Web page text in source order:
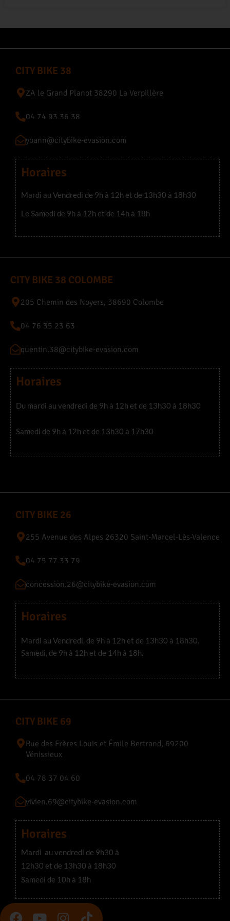
CITY BIKE 38
ZA le Grand Planot 38290 La Verpillère
04 74 93 36 38
yoann@citybike-evasion.com
Horaires
Mardi au Vendredi de 9h à 12h et de 13h30 à 18h30
Le Samedi de 9h à 12h et de 14h à 18h
CITY BIKE 38 COLOMBE
205 Chemin des Noyers, 38690 Colombe
04 76 35 23 63
quentin.38@citybike-evasion.com
Horaires
Du mardi au vendredi de 9h à 12h et de 13h30 à 18h30
Samedi de 9h à 12h et de 13h30 à 17h30
CITY BIKE 26
255 Avenue des Alpes 26320 Saint-Marcel-Lès-Valence
04 75 77 33 79
concession.26@citybike-evasion.com
Horaires
Mardi au Vendredi, de 9h à 12h et de 13h30 à 18h30.
Samedi, de 9h à 12h et de 14h à 18h.
CITY BIKE 69
Rue des Frères Louis et Émile Bertrand, 69200
Vénissieux
04 78 37 04 60
vivien.69@citybike-evasion.com
Horaires
Mardi au vendredi de 9h30 à
12h30 et de 13h30 à 18h30
Samedi de 10h à 18h
F
Y
I
T